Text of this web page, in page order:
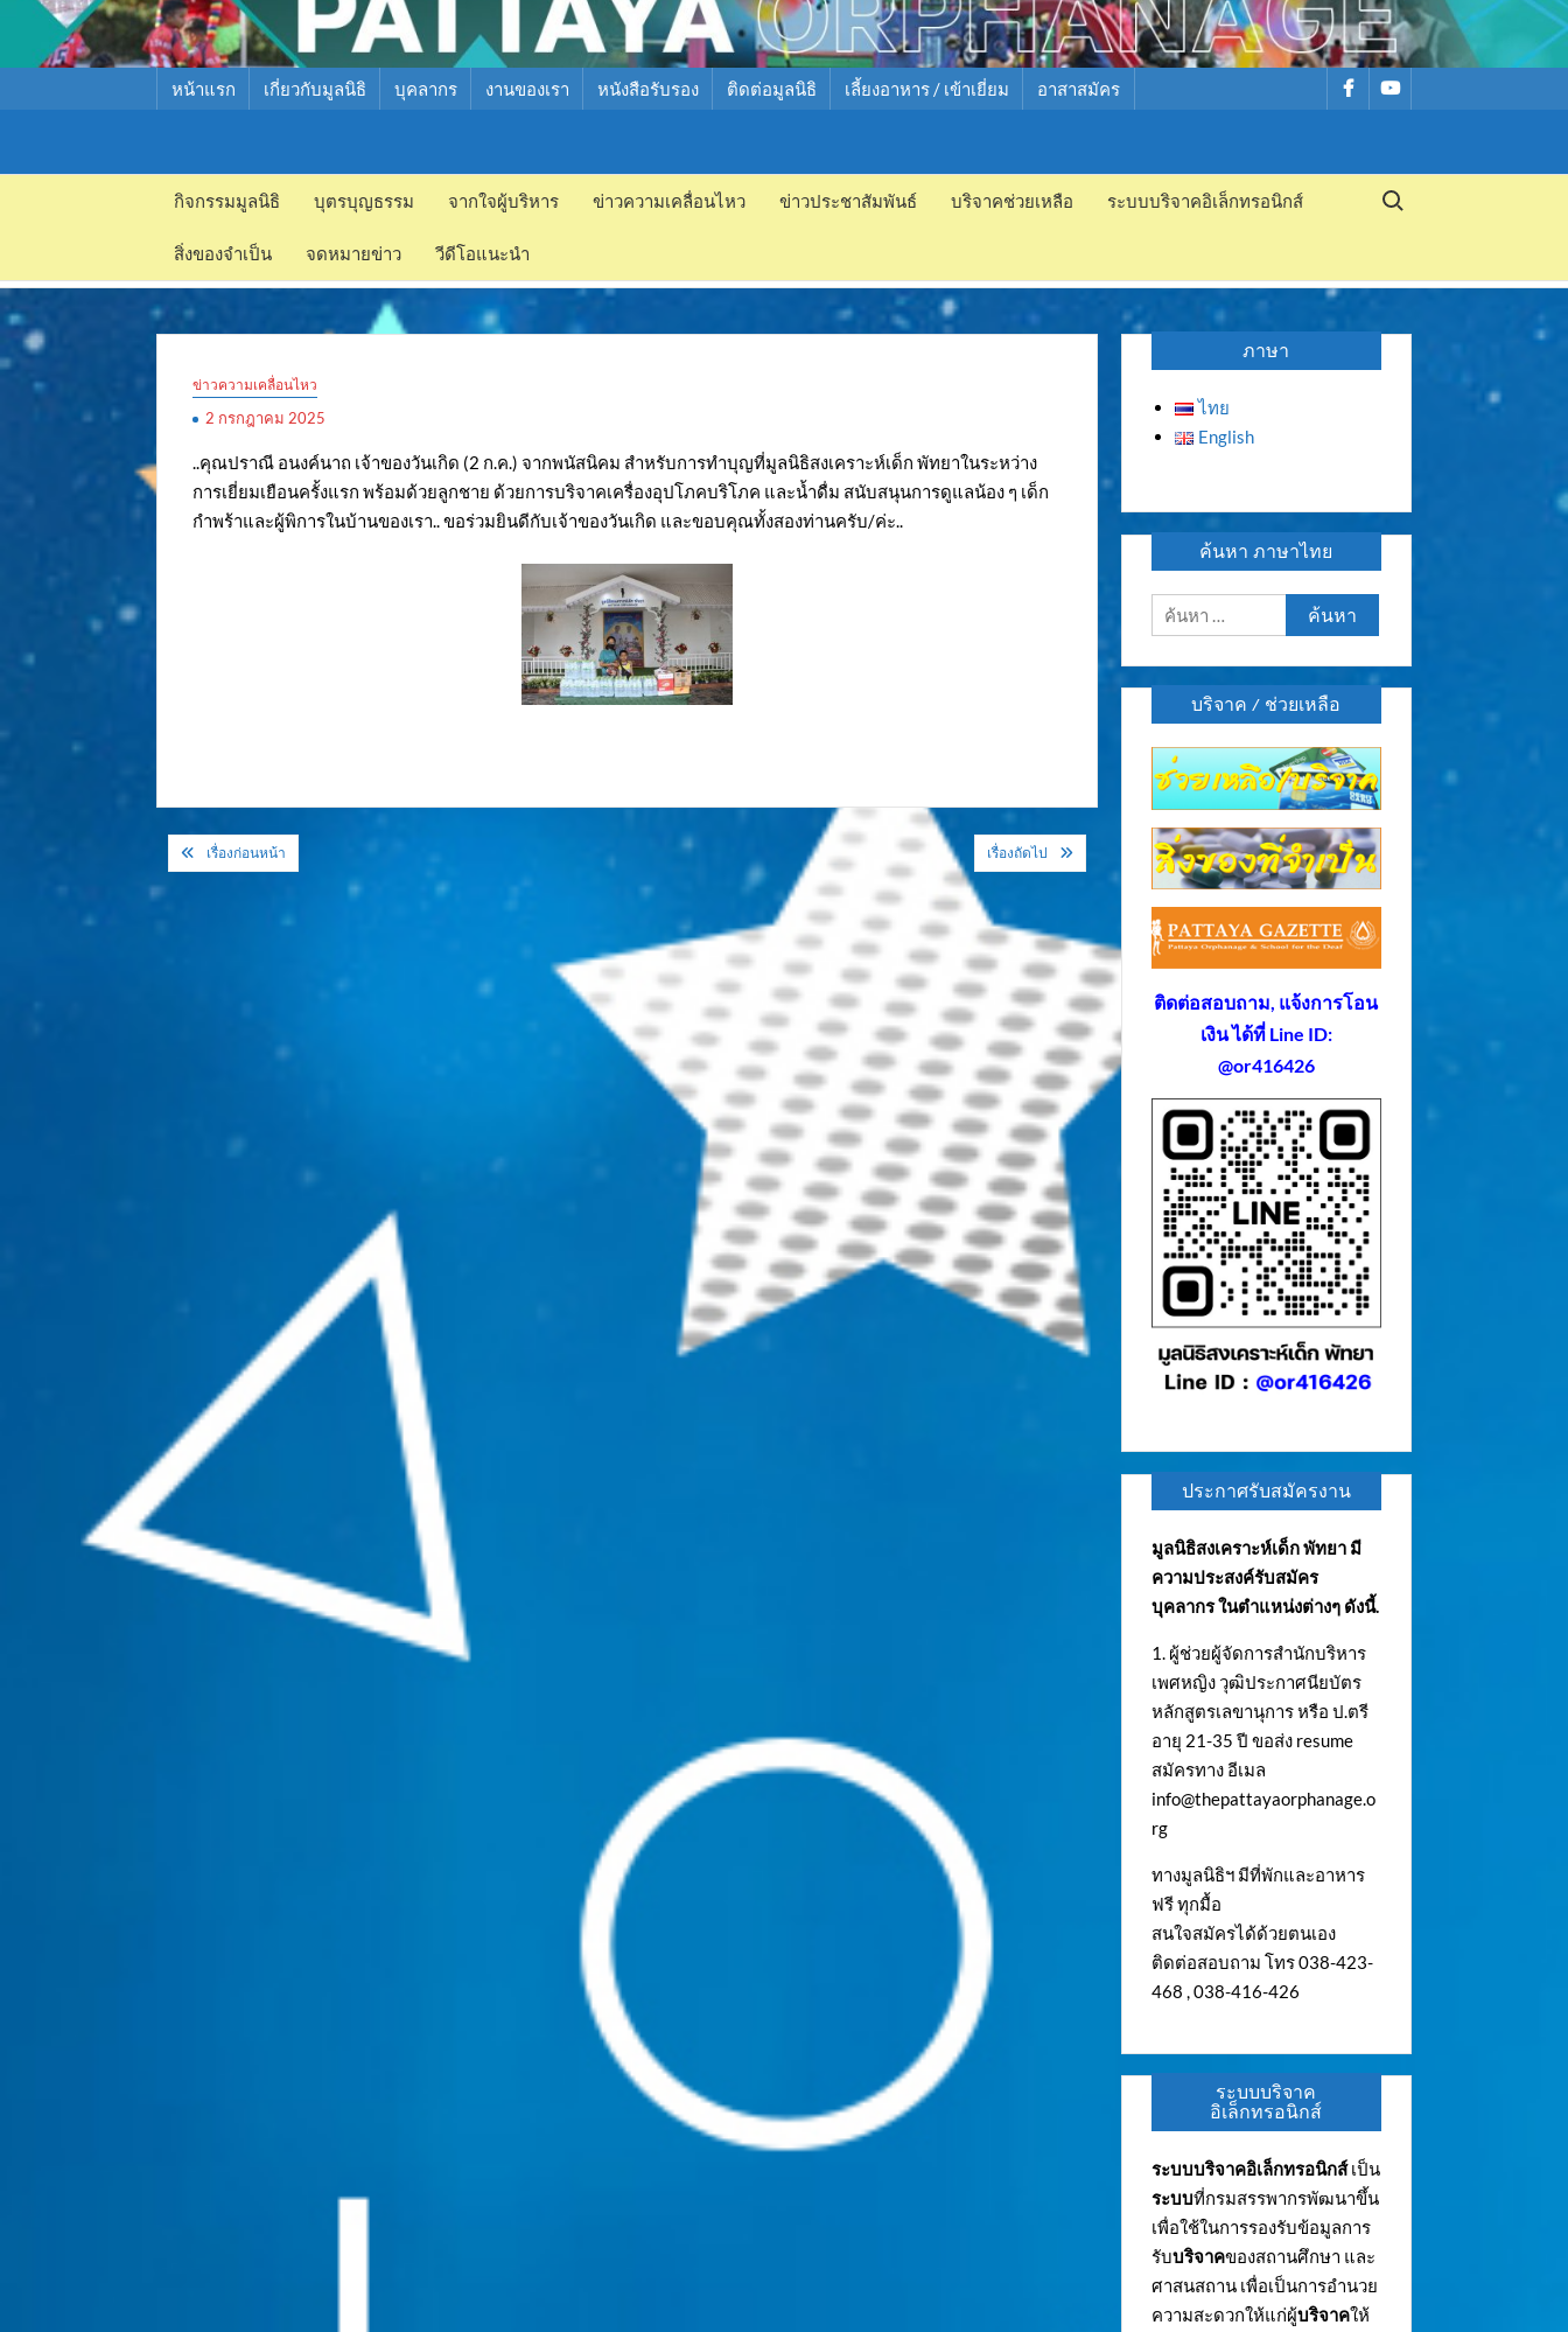
หน้าแรก เกี่ยวกับมูลนิธิ บุคลากร งานของเรา หนังสือรับรอง ติดต่อมูลนิธิ เลี้ยงอาหาร / เข้าเยี่ยม อาสาสมัคร รายการรายการ
มูลนิธิ
สงเคราะห์
เด็ก พัทยา
กิจกรรมมูลนิธิ บุตรบุญธรรม จากใจผู้บริหาร ข่าวความเคลื่อนไหว ข่าวประชาสัมพันธ์ บริจาคช่วยเหลือ ระบบบริจาคอิเล็กทรอนิกส์
สิ่งของจำเป็น จดหมายข่าว วีดีโอแนะนำ
Search for:
ข่าวความเคลื่อนไหว
2 กรกฎาคม 2025
..คุณปราณี อนงค์นาถ เจ้าของวันเกิด (2 ก.ค.) จากพนัสนิคม สำหรับการทำบุญที่มูลนิธิสงเคราะห์เด็ก พัทยาในระหว่าง
การเยี่ยมเยือนครั้งแรก พร้อมด้วยลูกชาย ด้วยการบริจาคเครื่องอุปโภคบริโภค และน้ำดื่ม สนับสนุนการดูแลน้อง ๆ เด็ก
กำพร้าและผู้พิการในบ้านของเรา.. ขอร่วมยินดีกับเจ้าของวันเกิด และขอบคุณทั้งสองท่านครับ/ค่ะ..
แนะแนว
เรื่อง
เรื่องก่อนหน้า เรื่องถัดไป
ภาษา
ไทย
English
ค้นหา ภาษาไทย
ค้นหา
สำหรับ:
บริจาค / ช่วยเหลือ
ติดต่อสอบถาม, แจ้งการโอน
เงิน ได้ที่ Line ID:
@or416426
ประกาศรับสมัครงาน
มูลนิธิสงเคราะห์เด็ก พัทยา มี
ความประสงค์รับสมัคร
บุคลากร ในตำแหน่งต่างๆ ดังนี้.
1. ผู้ช่วยผู้จัดการสำนักบริหาร
เพศหญิง วุฒิประกาศนียบัตร
หลักสูตรเลขานุการ หรือ ป.ตรี
อายุ 21-35 ปี ขอส่ง resume
สมัครทาง อีเมล
info@thepattayaorphanage.o
rg
ทางมูลนิธิฯ มีที่พักและอาหาร
ฟรี ทุกมื้อ
สนใจสมัครได้ด้วยตนเอง
ติดต่อสอบถาม โทร 038-423-
468 , 038-416-426
ระบบบริจาค
อิเล็กทรอนิกส์
ระบบบริจาคอิเล็กทรอนิกส์เป็น
ระบบที่กรมสรรพากรพัฒนาขึ้น
เพื่อใช้ในการรองรับข้อมูลการ
รับบริจาคของสถานศึกษา และ
ศาสนสถาน เพื่อเป็นการอำนวย
ความสะดวกให้แก่ผู้บริจาคให้